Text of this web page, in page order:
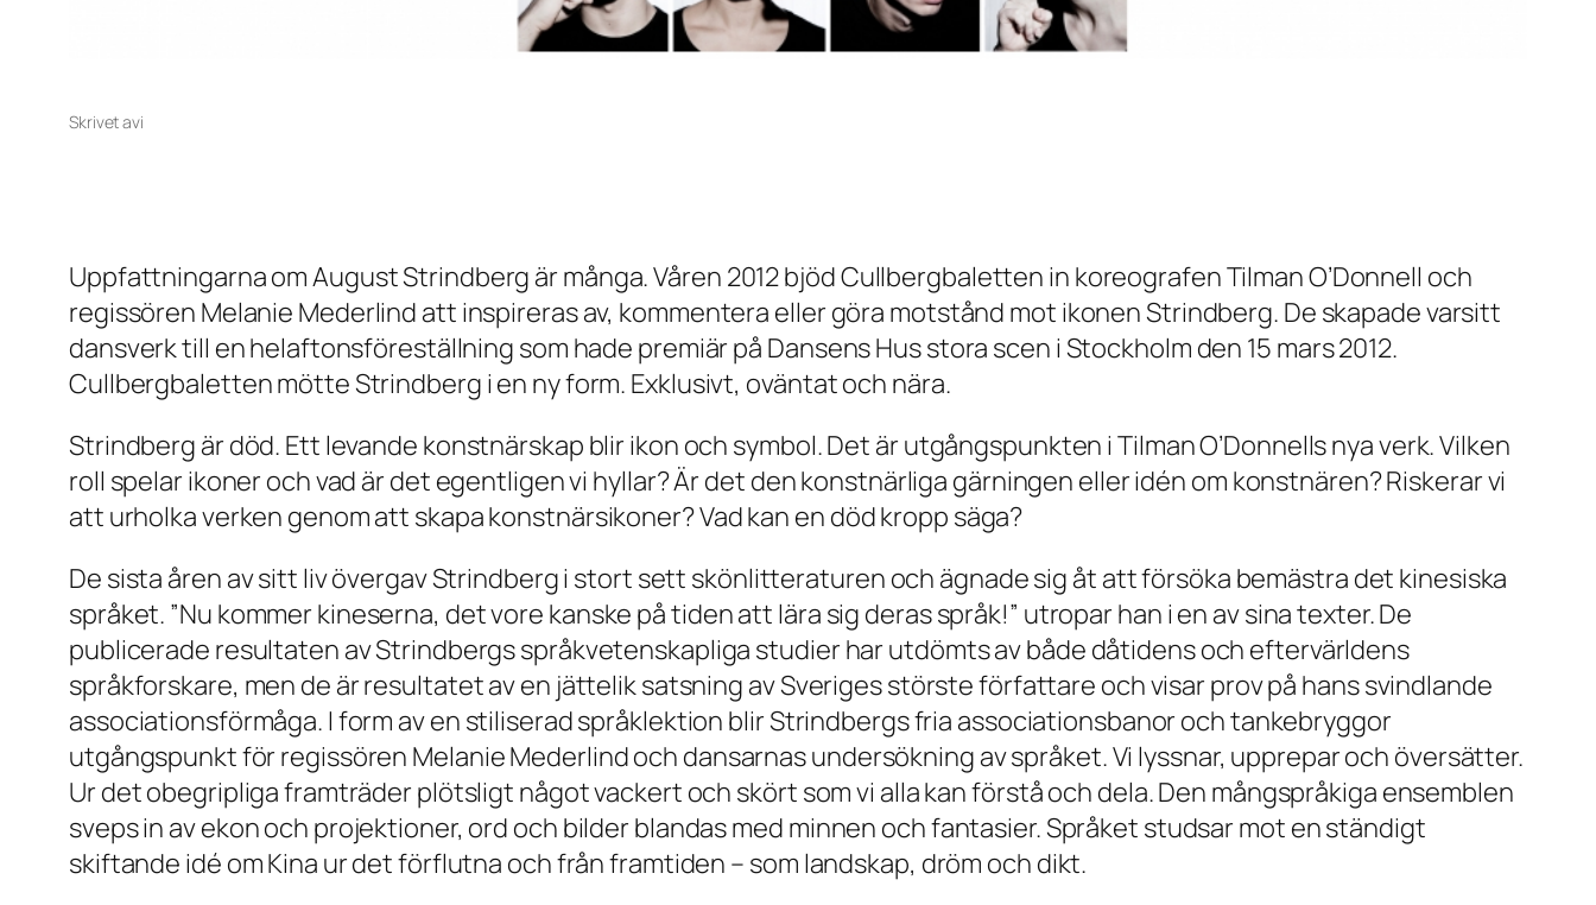
Skrivet avi
Uppfattningarna om August Strindberg är många. Våren 2012 bjöd Cullbergbaletten in koreografen Tilman O’Donnell och
regissören Melanie Mederlind att inspireras av, kommentera eller göra motstånd mot ikonen Strindberg. De skapade varsitt
dansverk till en helaftonsföreställning som hade premiär på Dansens Hus stora scen i Stockholm den 15 mars 2012.
Cullbergbaletten mötte Strindberg i en ny form. Exklusivt, oväntat och nära.
Strindberg är död. Ett levande konstnärskap blir ikon och symbol. Det är utgångspunkten i Tilman O’Donnells nya verk. Vilken
roll spelar ikoner och vad är det egentligen vi hyllar? Är det den konstnärliga gärningen eller idén om konstnären? Riskerar vi
att urholka verken genom att skapa konstnärsikoner? Vad kan en död kropp säga?
De sista åren av sitt liv övergav Strindberg i stort sett skönlitteraturen och ägnade sig åt att försöka bemästra det kinesiska
språket. ”Nu kommer kineserna, det vore kanske på tiden att lära sig deras språk!” utropar han i en av sina texter. De
publicerade resultaten av Strindbergs språkvetenskapliga studier har utdömts av både dåtidens och eftervärldens
språkforskare, men de är resultatet av en jättelik satsning av Sveriges störste författare och visar prov på hans svindlande
associationsförmåga. I form av en stiliserad språklektion blir Strindbergs fria associationsbanor och tankebryggor
utgångspunkt för regissören Melanie Mederlind och dansarnas undersökning av språket. Vi lyssnar, upprepar och översätter.
Ur det obegripliga framträder plötsligt något vackert och skört som vi alla kan förstå och dela. Den mångspråkiga ensemblen
sveps in av ekon och projektioner, ord och bilder blandas med minnen och fantasier. Språket studsar mot en ständigt
skiftande idé om Kina ur det förflutna och från framtiden – som landskap, dröm och dikt.